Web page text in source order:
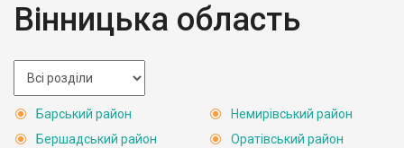
Вінницька область
Барський район
Бершадський район
Немирівський район
Оратівський район